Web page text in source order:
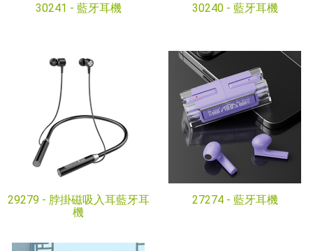
30241 - 藍牙耳機 30240 - 藍牙耳機
29279 - 脖掛磁吸入耳藍牙耳
機
27274 - 藍牙耳機